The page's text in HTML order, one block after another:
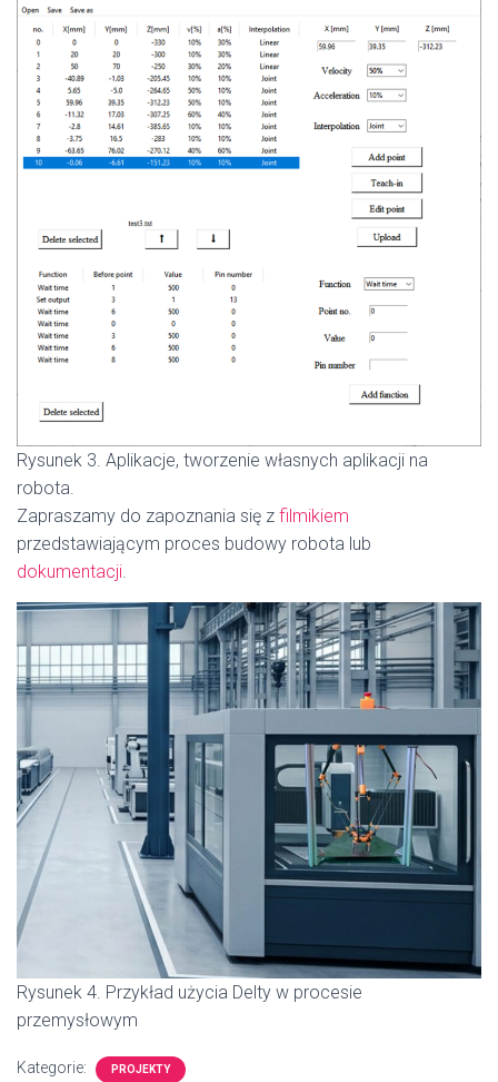
Rysunek 3. Aplikacje, tworzenie własnych aplikacji na
robota.
Zapraszamy do zapoznania się z filmikiem
przedstawiającym proces budowy robota lub
dokumentacji.
Rysunek 4. Przykład użycia Delty w procesie
przemysłowym
Kategorie: PROJEKTY